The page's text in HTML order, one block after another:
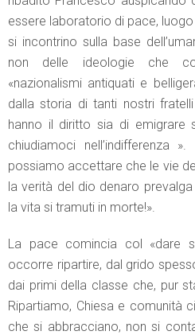
essere laboratorio di pace,
si incontrino sulla base
non delle ideologie che
«nazionalismi antiquati e
dalla storia di tanti nostri
hanno il diritto sia di emigrare
chiudiamoci nell’indifferenza
possiamo accettare che le vie
la verità del dio denaro prevalga
la vita si tramuti in morte!».
La pace comincia col «dare
occorre ripartire, dal grido
dai primi della classe che, pur
Ripartiamo, Chiesa e comunità
che si abbracciano, non si